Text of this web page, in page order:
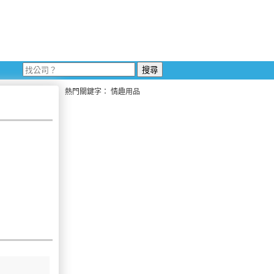
熱門關鍵字： 情趣用品